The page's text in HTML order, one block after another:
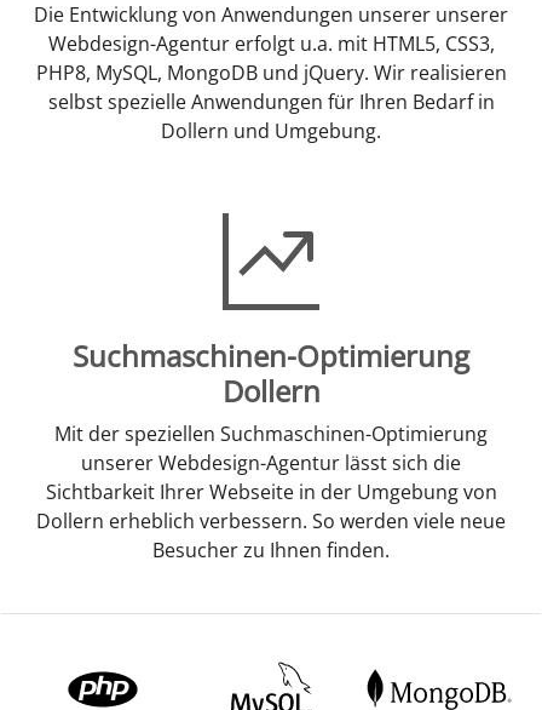
Die Entwicklung von Anwendungen unserer unserer
Webdesign-Agentur erfolgt u.a. mit HTML5, CSS3,
PHP8, MySQL, MongoDB und jQuery. Wir realisieren
selbst spezielle Anwendungen für Ihren Bedarf in
Dollern und Umgebung.
Suchmaschinen-Optimierung
Dollern
Mit der speziellen Suchmaschinen-Optimierung
unserer Webdesign-Agentur lässt sich die
Sichtbarkeit Ihrer Webseite in der Umgebung von
Dollern erheblich verbessern. So werden viele neue
Besucher zu Ihnen finden.